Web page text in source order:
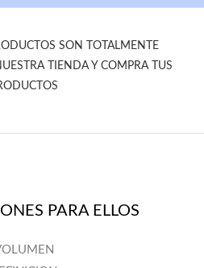
SON TOTALMENTE
TIENDA Y COMPRA TUS
PARA ELLOS